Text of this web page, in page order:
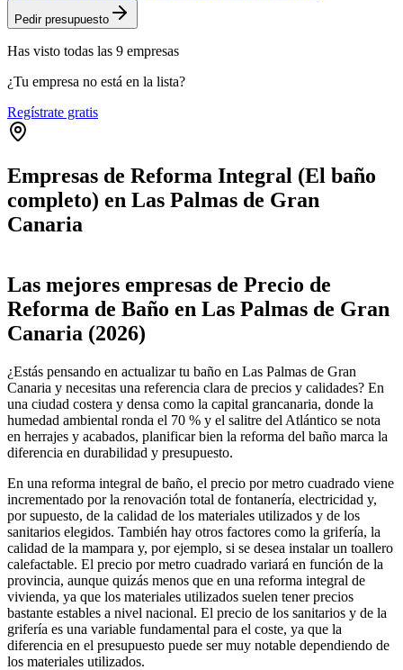
Pedir presupuesto
Has visto todas las 9 empresas
¿Tu empresa no está en la lista?
Regístrate gratis
Empresas de Reforma Integral (El baño
completo) en Las Palmas de Gran
Canaria
+
−
Las mejores empresas de Precio de
Reforma de Baño en Las Palmas de Gran
Canaria (2026)
¿Estás pensando en actualizar tu baño en Las Palmas de Gran
Canaria y necesitas una referencia clara de precios y calidades? En
una ciudad costera y densa como la capital grancanaria, donde la
humedad ambiental ronda el 70 % y el salitre del Atlántico se nota
en herrajes y acabados, planificar bien la reforma del baño marca la
diferencia en durabilidad y presupuesto.
En una reforma integral de baño, el precio por metro cuadrado viene
incrementado por la renovación total de fontanería, electricidad y,
por supuesto, de la calidad de los materiales utilizados y de los
sanitarios elegidos. También hay otros factores como la grifería, la
calidad de la mampara y, por ejemplo, si se desea instalar un toallero
calefactable. El precio por metro cuadrado variará en función de la
provincia, aunque quizás menos que en una reforma integral de
vivienda, ya que los materiales utilizados suelen tener precios
bastante estables a nivel nacional. El precio de los sanitarios y de la
grifería es una variable fundamental para el coste, ya que la
diferencia en el presupuesto puede ser muy notable dependiendo de
los materiales utilizados.